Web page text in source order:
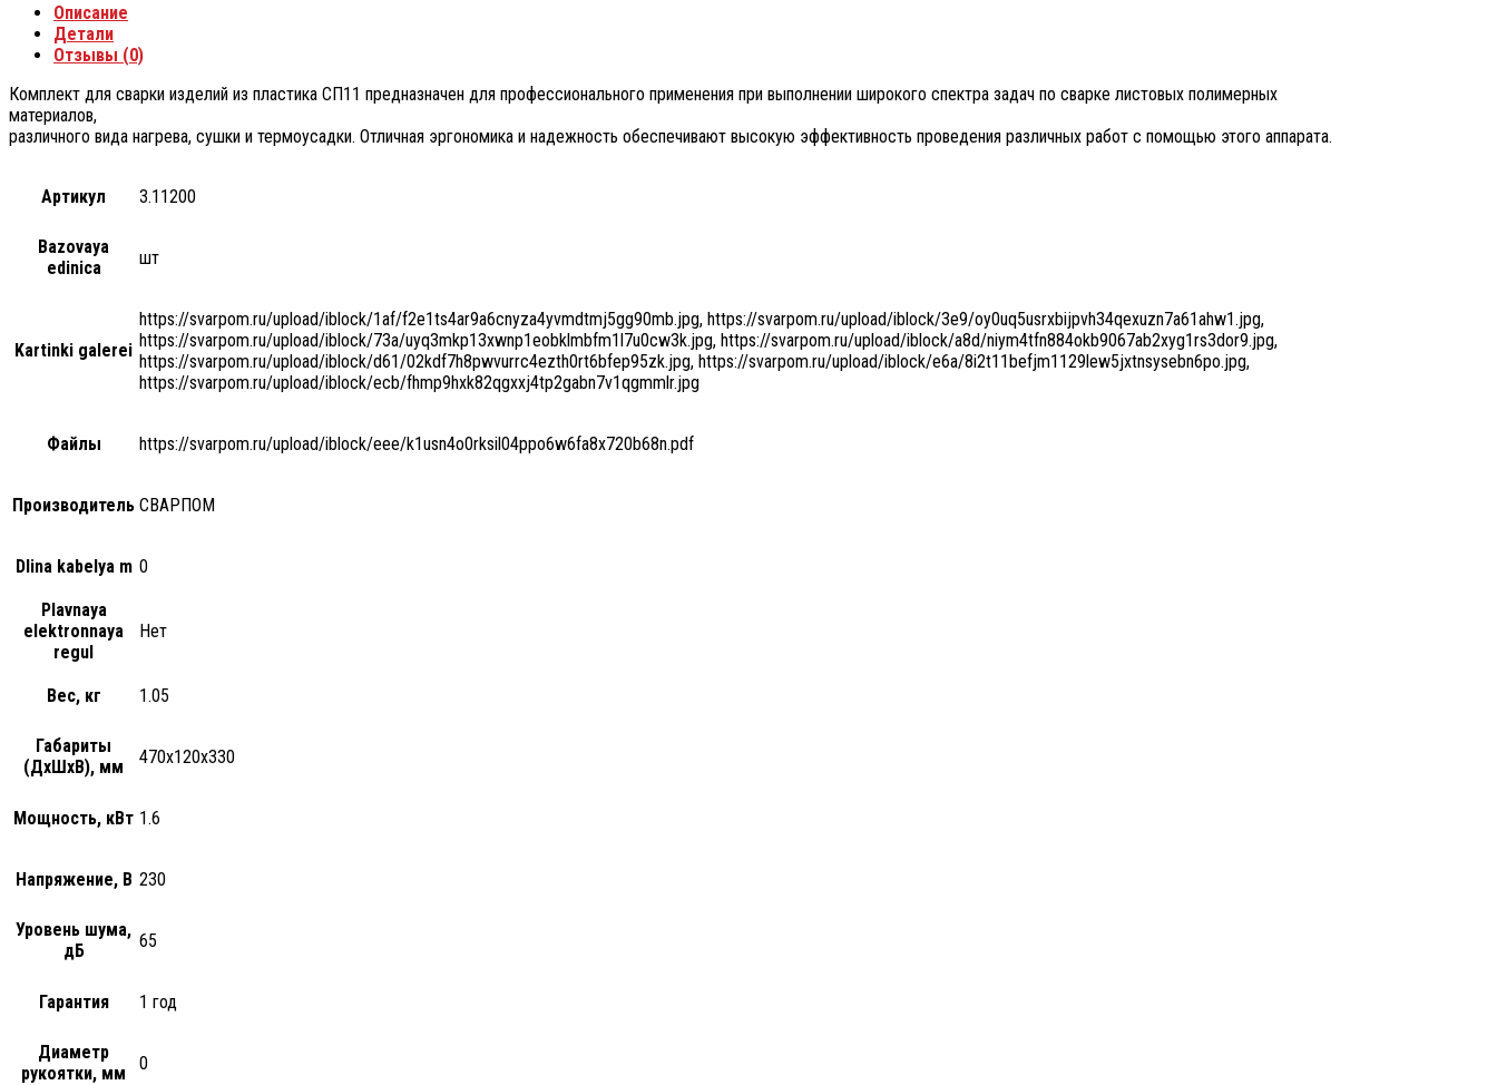
Описание
Детали
Отзывы (0)
Комплект для сварки изделий из пластика СП11 предназначен для профессионального применения при выполнении широкого спектра задач по сварке листовых полимерных
материалов,
различного вида нагрева, сушки и термоусадки. Отличная эргономика и надежность обеспечивают высокую эффективность проведения различных работ с помощью этого аппарата.
Артикул 3.11200
Bazovaya
edinica
шт
Kartinki galerei
https://svarpom.ru/upload/iblock/1af/f2e1ts4ar9a6cnyza4yvmdtmj5gg90mb.jpg, https://svarpom.ru/upload/iblock/3e9/oy0uq5usrxbijpvh34qexuzn7a61ahw1.jpg,
https://svarpom.ru/upload/iblock/73a/uyq3mkp13xwnp1eobklmbfm1l7u0cw3k.jpg, https://svarpom.ru/upload/iblock/a8d/niym4tfn884okb9067ab2xyg1rs3dor9.jpg,
https://svarpom.ru/upload/iblock/d61/02kdf7h8pwvurrc4ezth0rt6bfep95zk.jpg, https://svarpom.ru/upload/iblock/e6a/8i2t11befjm1129lew5jxtnsysebn6po.jpg,
https://svarpom.ru/upload/iblock/ecb/fhmp9hxk82qgxxj4tp2gabn7v1qgmmlr.jpg
Файлы https://svarpom.ru/upload/iblock/eee/k1usn4o0rksil04ppo6w6fa8x720b68n.pdf
Производитель СВАРПОМ
Dlina kabelya m 0
Plavnaya
elektronnaya
regul
Нет
Вес, кг 1.05
Габариты
(ДхШхВ), мм
470х120х330
Мощность, кВт 1.6
Напряжение, В 230
Уровень шума,
дБ
65
Гарантия 1 год
Диаметр
рукоятки, мм
0